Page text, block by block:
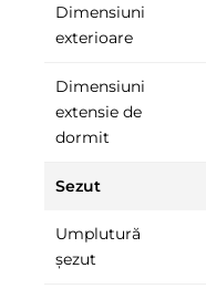
Dimensiuni
exterioare
Dimensiuni
extensie de
dormit
Sezut
Umplutură
șezut